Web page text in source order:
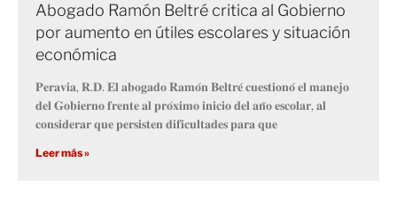
Abogado Ramón Beltré critica al Gobierno
por aumento en útiles escolares y situación
económica
𝐏𝐞𝐫𝐚𝐯𝐢𝐚, 𝐑.𝐃. 𝐄𝐥 𝐚𝐛𝐨𝐠𝐚𝐝𝐨 𝐑𝐚𝐦𝐨́𝐧 𝐁𝐞𝐥𝐭𝐫𝐞́ 𝐜𝐮𝐞𝐬𝐭𝐢𝐨𝐧𝐨́ 𝐞𝐥 𝐦𝐚𝐧𝐞𝐣𝐨
𝐝𝐞𝐥 𝐆𝐨𝐛𝐢𝐞𝐫𝐧𝐨 𝐟𝐫𝐞𝐧𝐭𝐞 𝐚𝐥 𝐩𝐫𝐨́𝐱𝐢𝐦𝐨 𝐢𝐧𝐢𝐜𝐢𝐨 𝐝𝐞𝐥 𝐚𝐧̃𝐨 𝐞𝐬𝐜𝐨𝐥𝐚𝐫, 𝐚𝐥
𝐜𝐨𝐧𝐬𝐢𝐝𝐞𝐫𝐚𝐫 𝐪𝐮𝐞 𝐩𝐞𝐫𝐬𝐢𝐬𝐭𝐞𝐧 𝐝𝐢𝐟𝐢𝐜𝐮𝐥𝐭𝐚𝐝𝐞𝐬 𝐩𝐚𝐫𝐚 𝐪𝐮𝐞
Leer más »